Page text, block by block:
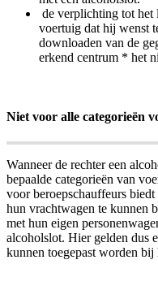
de verplichting tot het
voertuig dat hij wenst
downloaden van de
erkend centrum * het
Niet voor alle categorieën
Wanneer de rechter een
bepaalde categorieën van
voor beroepschauffeurs
hun vrachtwagen te kunnen
met hun eigen
alcoholslot. Hier gelden dus
kunnen toegepast worden